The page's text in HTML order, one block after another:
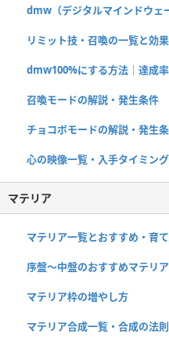
dmw（デジタルマインドウェ
リミット技・召喚の一覧と効果
dmw100%にする方法｜達成
召喚モードの解説・発生条件
チョコボモードの解説・発生
心の映像一覧・入手タイミング
マテリア
マテリア一覧とおすすめ・育
序盤～中盤のおすすめマテリア
マテリア枠の増やし方
マテリア合成一覧・合成の法則